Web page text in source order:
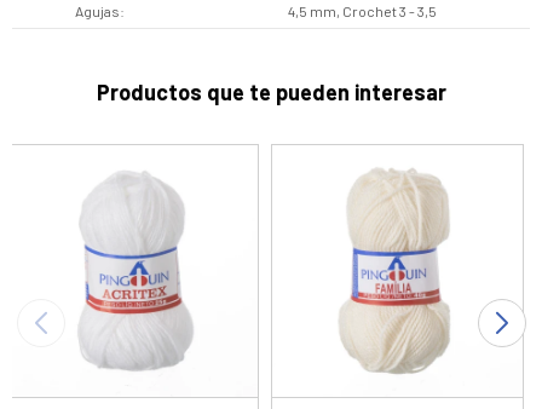
Agujas 4,5 mm, Crochet 3 - 3,5
Productos que te pueden interesar